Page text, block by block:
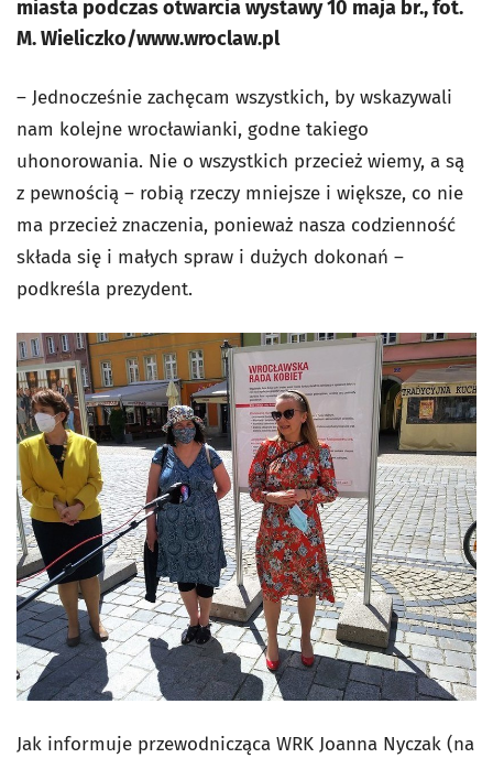
miasta podczas otwarcia wystawy 10 maja br., fot.
M. Wieliczko/www.wroclaw.pl
– Jednocześnie zachęcam wszystkich, by wskazywali
nam kolejne wrocławianki, godne takiego
uhonorowania. Nie o wszystkich przecież wiemy, a są
z pewnością – robią rzeczy mniejsze i większe, co nie
ma przecież znaczenia, ponieważ nasza codzienność
składa się i małych spraw i dużych dokonań –
podkreśla prezydent.
Jak informuje przewodnicząca WRK Joanna Nyczak (na